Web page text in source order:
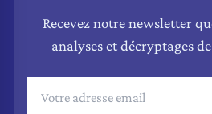
Recevez notre newsletter
analyses et décryptages